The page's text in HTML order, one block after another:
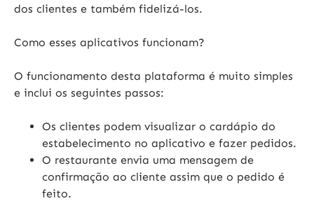
dos clientes e também fidelizá-los.
Como esses aplicativos funcionam?
O funcionamento desta plataforma é muito simples
e inclui os seguintes passos:
Os clientes podem visualizar o cardápio do
estabelecimento no aplicativo e fazer pedidos.
O restaurante envia uma mensagem de
confirmação ao cliente assim que o pedido é
feito.